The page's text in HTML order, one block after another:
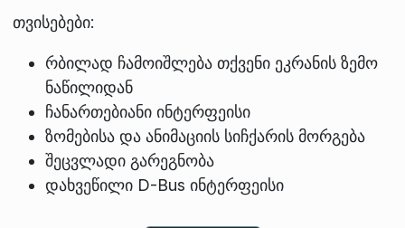
თვისებები:
რბილად ჩამოიშლება თქვენი ეკრანის ზემო
ნაწილიდან
ჩანართებიანი ინტერფეისი
ზომებისა და ანიმაციის სიჩქარის მორგება
შეცვლადი გარეგნობა
დახვეწილი D-Bus ინტერფეისი